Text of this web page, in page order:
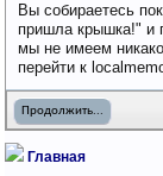
Вы собираетесь
пришла крышка!" и
мы не имеем
перейти к
Продолжить...
Главная